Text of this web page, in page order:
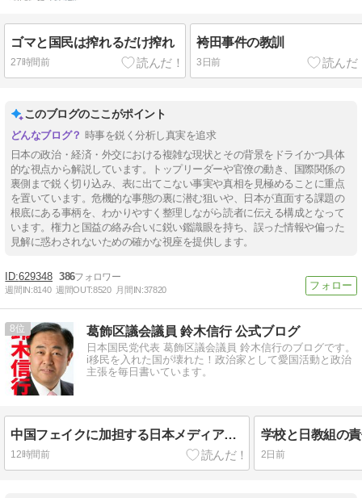
ゴマと国民は搾れるだけ搾れ
27時間前
袴田事件の教訓
3日前
このブログのここがポイント
時事を鋭く分析し真実を追求
日本の政治・経済・外交における複雑な現状とその背景をドライかつ具体
的な視点から解説しています。トップリーダーや官僚の動き、国際関係の
裏側まで鋭く切り込み、表に出てこない事実や真相を見極めることに重点
を置いています。危機的な事態の裏に潜む狙いや、日本が直面する課題の
根底にある事柄を、わかりやすく整理しながら読者に伝える構成となって
います。権力と国益の絡み合いに鋭い鑑識眼を持ち、誤った情報や偏った
見解に惑わされないための確かな視座を提供します。
629348 386
週間IN:8140 週間OUT:8520 月間IN:37820
8 葛飾区議会議員 鈴木信行 公式ブログ
日本国民党代表 葛飾区議会議員 鈴木信行のブログです。
i移民を入れた国が壊れた！政治家として愛国活動と政治
主張を毎日書いています。
中国フェイクに加担する日本メディア！日本のどこが腐っているのか見せる！888入籍！#葛飾区
12時間前 2日前